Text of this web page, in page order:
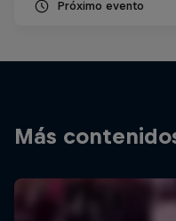
Próximo evento
Más